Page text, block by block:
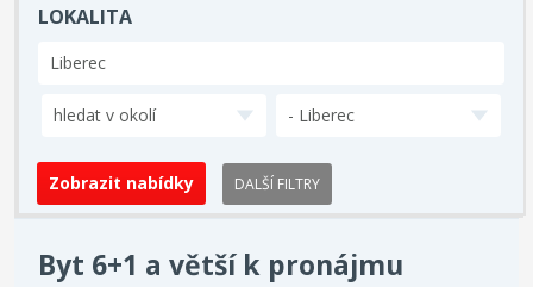
LOKALITA
hledat v okolí - Liberec
DALŠÍ FILTRY
Byt 6+1 a větší k pronájmu